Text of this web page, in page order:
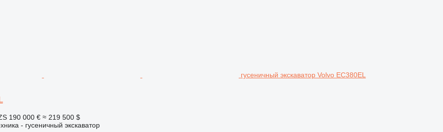
гусеничный экскаватор Volvo EC380EL
190 000 € ≈ 219 500 $
- гусеничный экскаватор